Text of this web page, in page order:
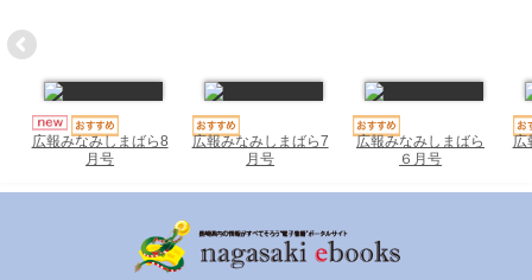
広報みなみしまばら8
月号
広報みなみしまばら7
月号
広報みなみしまばら
６月号
広
はさみebooks
ながさき市ebooks
さいかいイーブックス
長崎MICE観光マップ